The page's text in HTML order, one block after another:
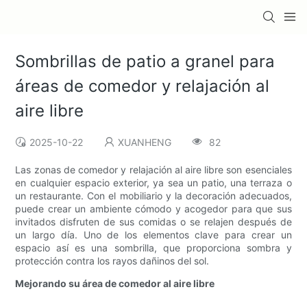
Sombrillas de patio a granel para
áreas de comedor y relajación al
aire libre
2025-10-22 XUANHENG 82
Las zonas de comedor y relajación al aire libre son esenciales
en cualquier espacio exterior, ya sea un patio, una terraza o
un restaurante. Con el mobiliario y la decoración adecuados,
puede crear un ambiente cómodo y acogedor para que sus
invitados disfruten de sus comidas o se relajen después de
un largo día. Uno de los elementos clave para crear un
espacio así es una sombrilla, que proporciona sombra y
protección contra los rayos dañinos del sol.
Mejorando su área de comedor al aire libre